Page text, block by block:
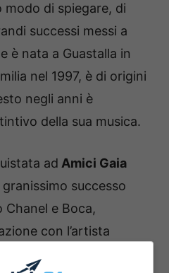
modo di spiegare, di
successi messi a
è nata a Guastalla in
nel 1997, è di origini
negli anni è
della sua musica.
ad Amici Gaia
successo
e Boca,
con l’artista